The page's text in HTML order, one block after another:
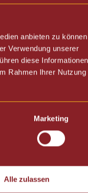
anbieten zu können
Verwendung unserer
diese Informationen
Rahmen Ihrer Nutzung
Marketing
Alle zulassen